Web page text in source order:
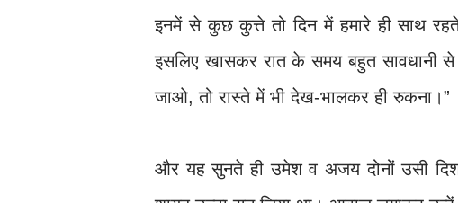
इनमें से कुछ कुत्ते तो दिन में हमारे ही साथ
इसलिए खासकर रात के समय बहुत सावधानी
जाओ, तो रास्ते में भी देख-भालकर ही रुकना।”
और यह सुनते ही उमेश व अजय दोनों उसी